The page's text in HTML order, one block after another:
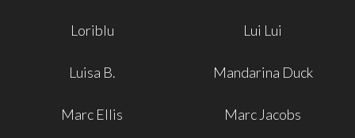
Loriblu Lui Lui
Luisa B. Mandarina Duck
Marc Ellis Marc Jacobs